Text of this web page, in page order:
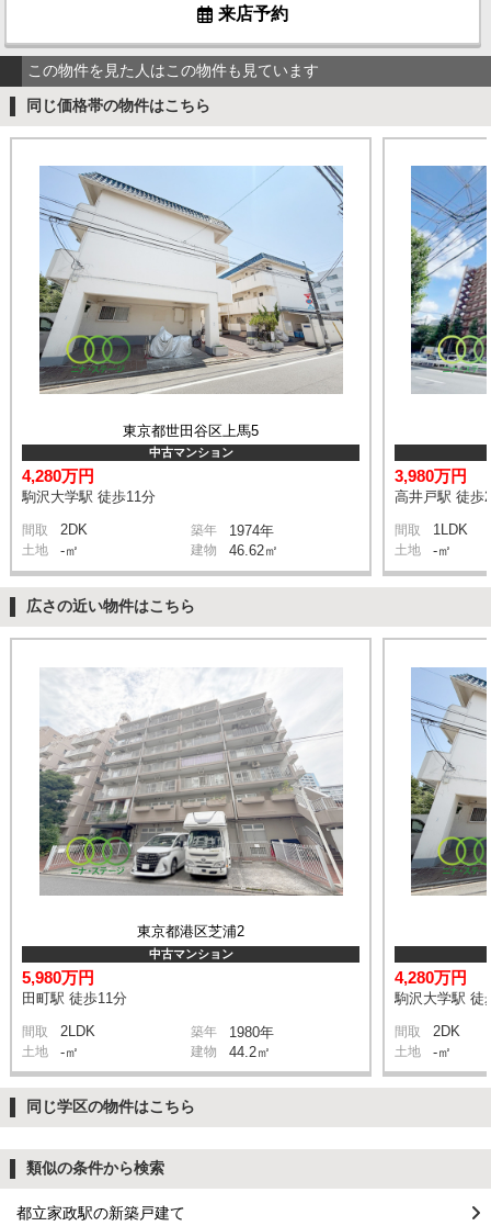
来店予約
この物件を見た人はこの物件も見ています
同じ価格帯の物件はこちら
東京都世田谷区上馬5
中古マンション
4,280万円
駒沢大学駅 徒歩11分
間取 2DK 築年 1974年
土地 -㎡ 建物 46.62㎡
3,980万円
高井戸駅 徒歩
間取 1LDK
土地 -㎡
広さの近い物件はこちら
東京都港区芝浦2
中古マンション
5,980万円
田町駅 徒歩11分
間取 2LDK 築年 1980年
土地 -㎡ 建物 44.2㎡
4,280万円
駒沢大学駅 徒
間取 2DK
土地 -㎡
同じ学区の物件はこちら
類似の条件から検索
都立家政駅の新築戸建て